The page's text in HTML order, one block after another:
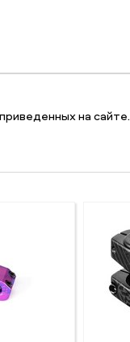
на сайте.